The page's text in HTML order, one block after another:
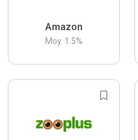
Amazon
Moy. 1.5%